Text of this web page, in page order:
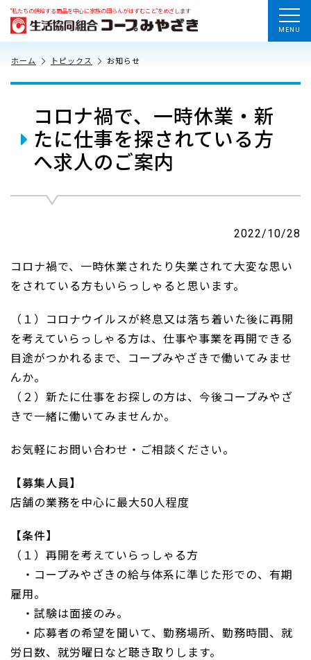
“私たちの供給する商品を中心に家族の団らんがはずむこと”をめざします
MENU
ホーム トピックス お知らせ
コロナ禍で、一時休業・新
たに仕事を探されている方
へ求人のご案内
2022/10/28
コロナ禍で、一時休業されたり失業されて大変な思い
をされている方もいらっしゃると思います。
（１）コロナウイルスが終息又は落ち着いた後に再開
を考えていらっしゃる方は、仕事や事業を再開できる
目途がつかれるまで、コープみやざきで働いてみませ
んか。
（２）新たに仕事をお探しの方は、今後コープみやざ
きで一緒に働いてみませんか。
お気軽にお問い合わせ・ご相談ください。
【募集人員】
店舗の業務を中心に最大50人程度
【条件】
（１）再開を考えていらっしゃる方
・コープみやざきの給与体系に準じた形での、有期
雇用。
・試験は面接のみ。
・応募者の希望を聞いて、勤務場所、勤務時間、就
労日数、就労曜日など聴き取りします。